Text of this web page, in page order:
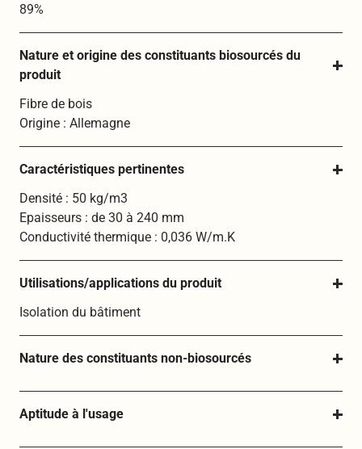
89%
Nature et origine des constituants biosourcés du
produit
Fibre de bois
Origine : Allemagne
Caractéristiques pertinentes
Densité : 50 kg/m3
Epaisseurs : de 30 à 240 mm
Conductivité thermique : 0,036 W/m.K
Utilisations/applications du produit
Isolation du bâtiment
Nature des constituants non-biosourcés
Aptitude à l'usage